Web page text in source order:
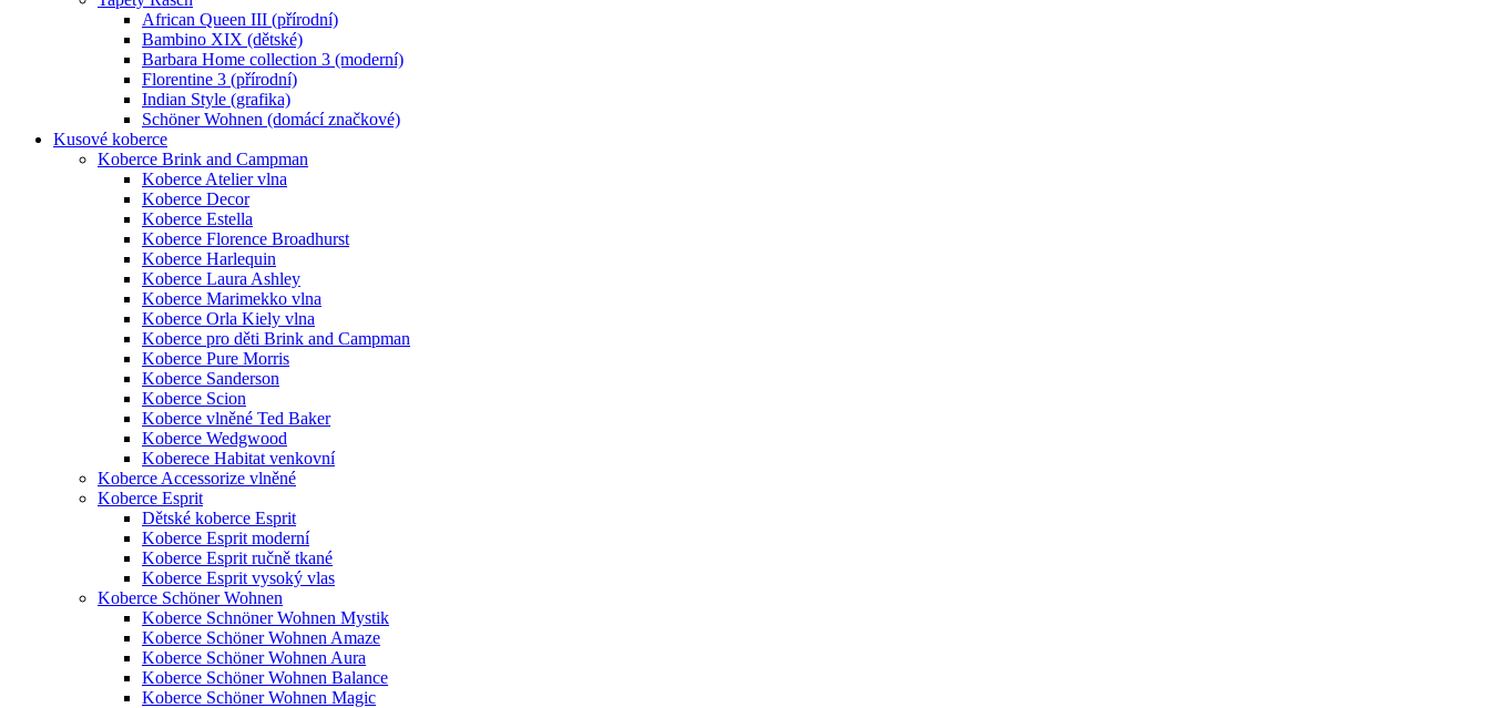
African Queen III (přírodní)
Bambino XIX (dětské)
Barbara Home collection 3 (moderní)
Florentine 3 (přírodní)
Indian Style (grafika)
Schöner Wohnen (domácí značkové)
Kusové koberce
Koberce Brink and Campman
Koberce Atelier vlna
Koberce Decor
Koberce Estella
Koberce Florence Broadhurst
Koberce Harlequin
Koberce Laura Ashley
Koberce Marimekko vlna
Koberce Orla Kiely vlna
Koberce pro děti Brink and Campman
Koberce Pure Morris
Koberce Sanderson
Koberce Scion
Koberce vlněné Ted Baker
Koberce Wedgwood
Koberece Habitat venkovní
Koberce Accessorize vlněné
Koberce Esprit
Dětské koberce Esprit
Koberce Esprit moderní
Koberce Esprit ručně tkané
Koberce Esprit vysoký vlas
Koberce Schöner Wohnen
Koberce Schnöner Wohnen Mystik
Koberce Schöner Wohnen Amaze
Koberce Schöner Wohnen Aura
Koberce Schöner Wohnen Balance
Koberce Schöner Wohnen Magic